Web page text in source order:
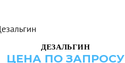
ДОБАВИТЬ В КОРЗИНУ
ДЕЗАЛЬГИН
ЦЕНА ПО ЗАПРОСУ